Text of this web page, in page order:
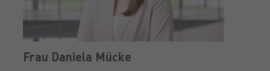
Frau Daniela Mücke